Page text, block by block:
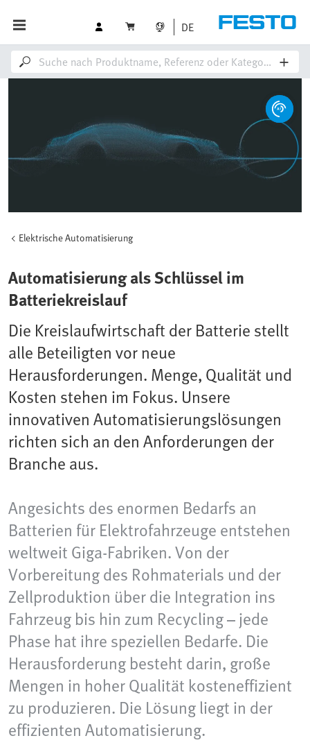
DE
Elektrische Automatisierung
Automatisierung als Schlüssel im
Batteriekreislauf
Die Kreislaufwirtschaft der Batterie stellt
alle Beteiligten vor neue
Herausforderungen. Menge, Qualität und
Kosten stehen im Fokus. Unsere
innovativen Automatisierungslösungen
richten sich an den Anforderungen der
Branche aus.
Angesichts des enormen Bedarfs an
Batterien für Elektrofahrzeuge entstehen
weltweit Giga-Fabriken. Von der
Vorbereitung des Rohmaterials und der
Zellproduktion über die Integration ins
Fahrzeug bis hin zum Recycling – jede
Phase hat ihre speziellen Bedarfe. Die
Herausforderung besteht darin, große
Mengen in hoher Qualität kosteneffizient
zu produzieren. Die Lösung liegt in der
effizienten Automatisierung.